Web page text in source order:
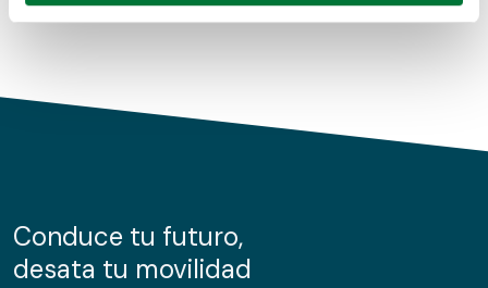
Obtenga más información sobre cómo se procesan sus
de cookies.
información sobre el uso que haga del sitio web con
nuestros partners de redes sociales, publicidad y análisis
Conduce tu futuro,
desata tu movilidad